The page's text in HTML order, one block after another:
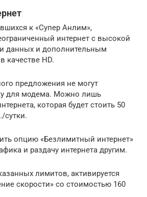
к «Супер Анлим»,
интернет с высокой
данных и дополнительным
качестве HD.
предложения не могут
для модема. Можно лишь
которая будет стоить 50
сутки.
опцию «Безлимитный интернет»
и раздачу интернета другим.
лимитов, активируется
скорости» со стоимостью 160